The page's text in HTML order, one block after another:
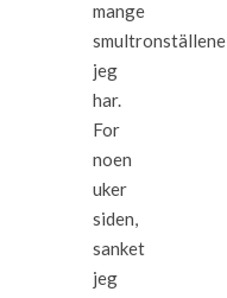
mange
smultronställene
jeg
har.
For
noen
uker
siden,
sanket
jeg